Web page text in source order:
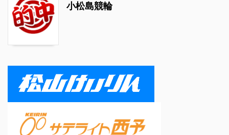
小松島競輪